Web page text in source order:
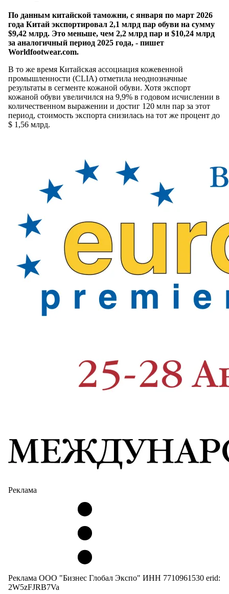
По данным китайской таможни, с января по март 2026
года Китай экспортировал 2,1 млрд пар обуви на сумму
$9,42 млрд. Это меньше, чем 2,2 млрд пар и $10,24 млрд
за аналогичный период 2025 года, - пишет
Worldfootwear.com.
В то же время Китайская ассоциация кожевенной
промышленности (CLIA) отметила неоднозначные
результаты в сегменте кожаной обуви. Хотя экспорт
кожаной обуви увеличился на 9,9% в годовом исчислении в
количественном выражении и достиг 120 млн пар за этот
период, стоимость экспорта снизилась на тот же процент до
$ 1,56 млрд.
Реклама
Реклама ООО "Бизнес Глобал Экспо" ИНН 7710961530 erid:
2W5zFJRB7Va